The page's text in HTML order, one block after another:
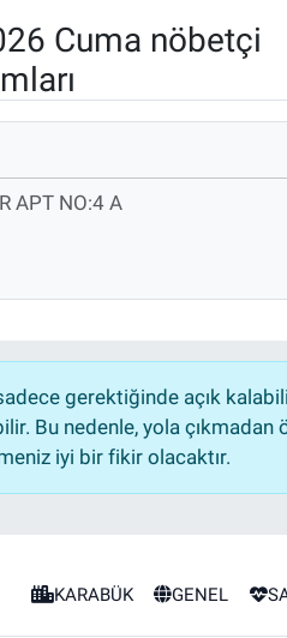
Cuma nöbetçi
APT NO:4 A
gerektiğinde açık
Bu nedenle, yola çıkmadan
iyi bir fikir olacaktır.
KARABÜK GENEL